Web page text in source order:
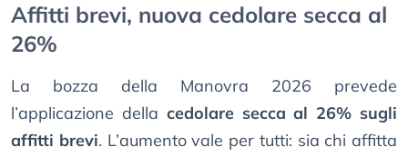
Affitti brevi, nuova cedolare secca al
26%
La bozza della Manovra 2026 prevede
l’applicazione della cedolare secca al 26% sugli
affitti brevi. L’aumento vale per tutti: sia chi affitta